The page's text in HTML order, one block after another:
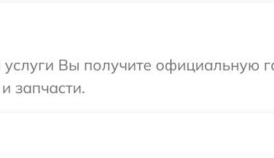
услуги Вы получите официальную
запчасти.